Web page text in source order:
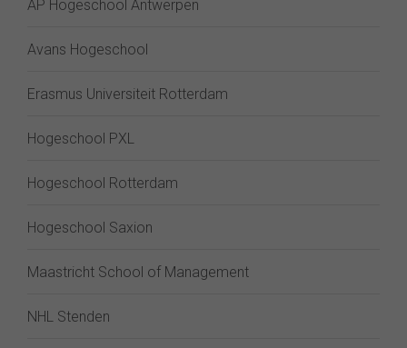
AP Hogeschool Antwerpen
Avans Hogeschool
Erasmus Universiteit Rotterdam
Hogeschool PXL
Hogeschool Rotterdam
Hogeschool Saxion
Maastricht School of Management
NHL Stenden